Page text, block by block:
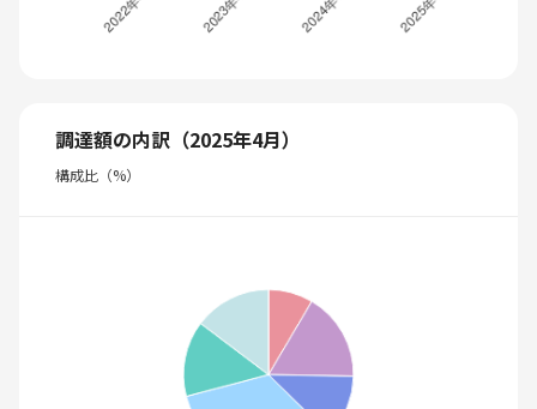
調達額の内訳（2025年4月）
構成比（%）